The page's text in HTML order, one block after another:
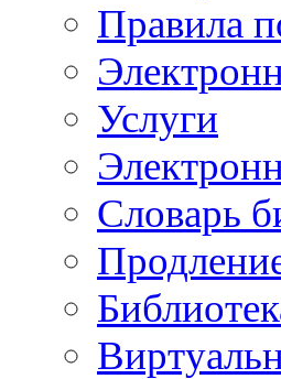
Правила
Услуги
Словарь